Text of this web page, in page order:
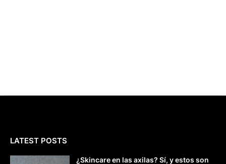
LATEST POSTS
¿Skincare en las axilas? Sí, y estos son